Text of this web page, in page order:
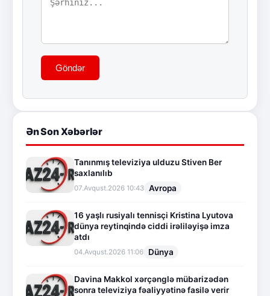
Göndər
Ən Son Xəbərlər
Tanınmış televiziya ulduzu Stiven Ber
saxlanılıb
07.Avqust.2026 10:43 Avropa
16 yaşlı rusiyalı tennisçi Kristina Lyutova
dünya reytinqində ciddi irəliləyişə imza
atdı
04.Avqust.2026 11:06 Dünya
Davina Makkol xərçənglə mübarizədən
sonra televiziya fəaliyyətinə fasilə verir